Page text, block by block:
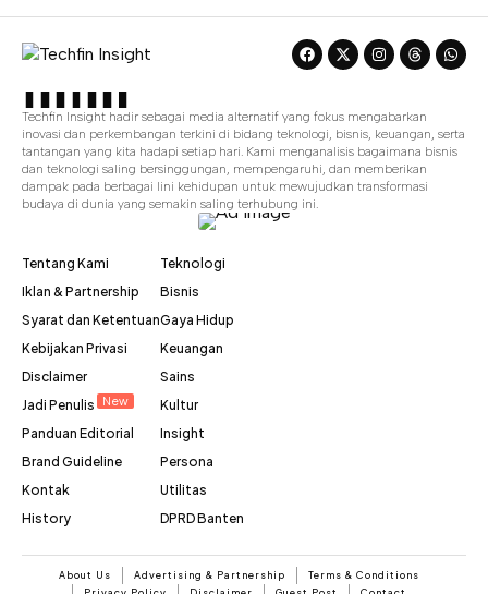
Techfin Insight hadir sebagai media alternatif yang fokus mengabarkan
inovasi dan perkembangan terkini di bidang teknologi, bisnis, keuangan, serta
tantangan yang kita hadapi setiap hari. Kami menganalisis bagaimana bisnis
dan teknologi saling bersinggungan, mempengaruhi, dan memberikan
dampak pada berbagai lini kehidupan untuk mewujudkan transformasi
budaya di dunia yang semakin saling terhubung ini.
Tentang Kami
Iklan & Partnership
Syarat dan Ketentuan
Kebijakan Privasi
Disclaimer
Jadi Penulis
New
Panduan Editorial
Brand Guideline
Kontak
History
Teknologi
Bisnis
Gaya Hidup
Keuangan
Sains
Kultur
Insight
Persona
Utilitas
DPRD Banten
About Us Advertising & Partnership
Terms & Conditions